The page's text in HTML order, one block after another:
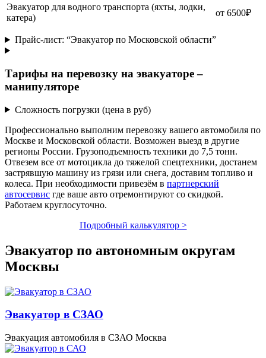
Эвакуатор для водного транспорта (яхты, лодки,
катера)
от 6500₽
Прайс-лист: “Эвакуатор по Московской области”
Тарифы на перевозку на эвакуаторе –
манипуляторе
Сложность погрузки (цена в руб)
Профессионально выполним перевозку вашего автомобиля по
Москве и Московской области. Возможен выезд в другие
регионы России. Грузоподъемность техники до 7,5 тонн.
Отвезем все от мотоцикла до тяжелой спецтехники, достанем
застрявшую машину из грязи или снега, доставим топливо и
колеса. При необходимости привезём в партнерский
автосервис где ваше авто отремонтируют со скидкой.
Работаем круглосуточно.
Подробный калькулятор >
Эвакуатор по автономным округам
Москвы
Эвакуатор в СЗАО
Эвакуация автомобиля в СЗАО Москва